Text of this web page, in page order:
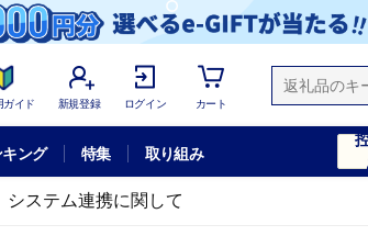
ガイド 新規登録 ログイン カート
ング 特集 取り組み
システム連携に関して